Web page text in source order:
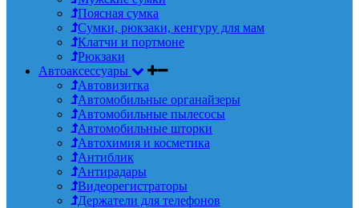
Поясная сумка
Сумки, рюкзаки, кенгуру для мам
Клатчи и портмоне
Рюкзаки
Автоаксессуары
Автовизитка
Автомобильные органайзеры
Автомобильные пылесосы
Автомобильные шторки
Автохимия и косметика
Антиблик
Антирадары
Видеорегистраторы
Держатели для телефонов